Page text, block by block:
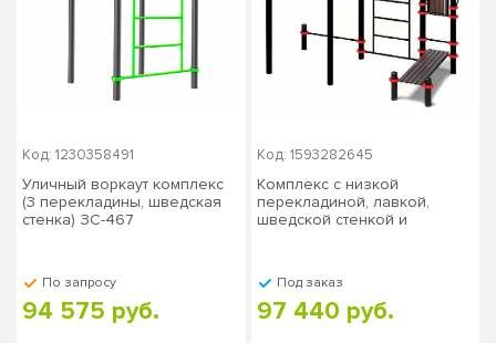
Код: 1230358491
Уличный воркаут комплекс
(3 перекладины, шведская
стенка) ЗС-467
По запросу
94 575 руб.
Код: 1593282645
Комплекс с низкой
перекладиной, лавкой,
шведской стенкой и
Под заказ
97 440 руб.